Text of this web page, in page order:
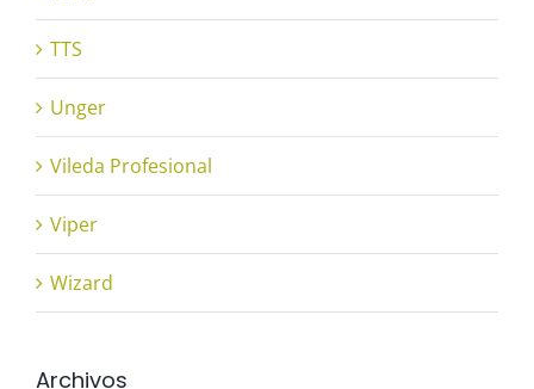
TTS
Unger
Vileda Profesional
Viper
Wizard
Archivos